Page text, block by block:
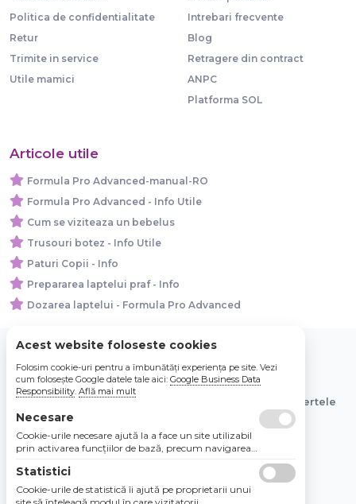
Politica de confidentialitate
Retur
Trimite in service
Utile mamici
Intrebari frecvente
Blog
Retragere din contract
ANPC
Platforma SOL
Articole utile
Formula Pro Advanced-manual-RO
Formula Pro Advanced - Info Utile
Cum se viziteaza un bebelus
Trusouri botez - Info Utile
Paturi Copii - Info
Prepararea laptelui praf - Info
Dozarea laptelui - Formula Pro Advanced
© 2026 Bebe Nou Online Store SRL
Toate preturile sunt exprimate in lei si includ tva. Ofertele
sunt valabile in limita stocului disponibil.
Acest website foloseste cookies
Folosim cookie-uri pentru a îmbunătăți experiența pe site. Vezi
cum folosește Google datele tale aici: Google Business Data
Responsibility. Află mai mult
Necesare
Cookie-urile necesare ajută la a face un site utilizabil
prin activarea funcţiilor de bază, precum navigarea
Site-ul nu poate funcţiona corespunzător fără aceste
cookie-uri.
Statistici
Cookie-urile de statistică îi ajută pe proprietarii unui